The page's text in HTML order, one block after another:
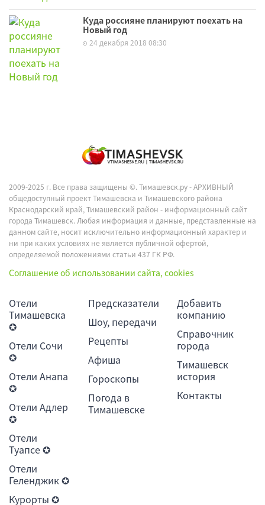
Куда россияне планируют поехать на
Новый год
24 декабря 2018 08:30
2009-2025 г. Все права защищены ©.Тимашевск.ру - АРХИВНЫЙ
общедоступный проект Тимашевска и Тимашевского района
Краснодарский край, Тимашевский район - информационный сайт
города Тимашевск. Любая информация и данные, представленные на
данном сайте, носит исключительно информационный характер и
ни при каких условиях не является публичной офертой,
определяемой положениями статьи 437 ГК РФ.
Соглашение об использовании сайта, cookies
Отели
Тимашевска
✪
Отели Сочи
✪
Отели Анапа
✪
Отели Адлер
✪
Отели
Туапсе ✪
Отели
Геленджик ✪
Курорты ✪
Предсказатели
Шоу, передачи
Рецепты
Афиша
Гороскопы
Погода в
Тимашевске
Добавить
компанию
Справочник
города
Тимашевск
история
Контакты